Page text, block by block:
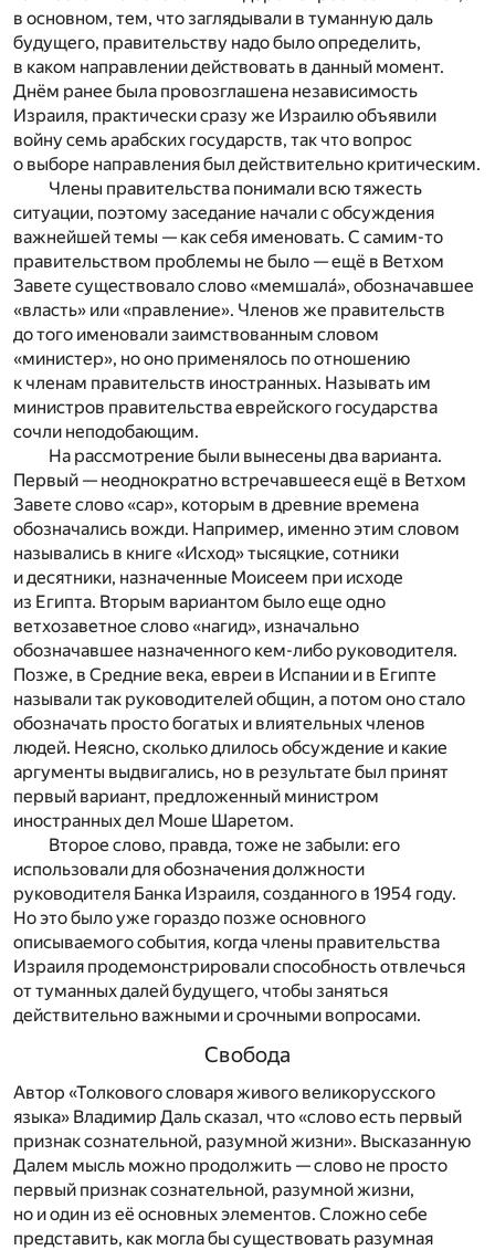
в основном, тем, что заглядывали в туманную даль
будущего, правительству надо было определить,
в каком направлении действовать в данный момент.
Днём ранее была провозглашена независимость
Израиля, практически сразу же Израилю объявили
войну семь арабских государств, так что вопрос
о выборе направления был действительно критическим.
Члены правительства понимали всю тяжесть
ситуации, поэтому заседание начали с обсуждения
важнейшей темы — как себя именовать. С самим-то
правительством проблемы не было — ещё в Ветхом
Завете существовало слово «мемшалá», обозначавшее
«власть» или «правление». Членов же правительств
до того именовали заимствованным словом
«министер», но оно применялось по отношению
к членам правительств иностранных. Называть им
министров правительства еврейского государства
сочли неподобающим.
На рассмотрение были вынесены два варианта.
Первый — неоднократно встречавшееся ещё в Ветхом
Завете слово «сар», которым в древние времена
обозначались вожди. Например, именно этим словом
назывались в книге «Исход» тысяцкие, сотники
и десятники, назначенные Моисеем при исходе
из Египта. Вторым вариантом было еще одно
ветхозаветное слово «нагид», изначально
обозначавшее назначенного кем-либо руководителя.
Позже, в Средние века, евреи в Испании и в Египте
называли так руководителей общин, а потом оно стало
обозначать просто богатых и влиятельных членов
людей. Неясно, сколько длилось обсуждение и какие
аргументы выдвигались, но в результате был принят
первый вариант, предложенный министром
иностранных дел Моше Шаретом.
Второе слово, правда, тоже не забыли: его
использовали для обозначения должности
руководителя Банка Израиля, созданного в 1954 году.
Но это было уже гораздо позже основного
описываемого события, когда члены правительства
Израиля продемонстрировали способность отвлечься
от туманных далей будущего, чтобы заняться
действительно важными и срочными вопросами.
Свобода
Автор «Толкового словаря живого великорусского
языка» Владимир Даль сказал, что «слово есть первый
признак сознательной, разумной жизни». Высказанную
Далем мысль можно продолжить — слово не просто
первый признак сознательной, разумной жизни,
но и один из её основных элементов. Сложно себе
представить, как могла бы существовать разумная